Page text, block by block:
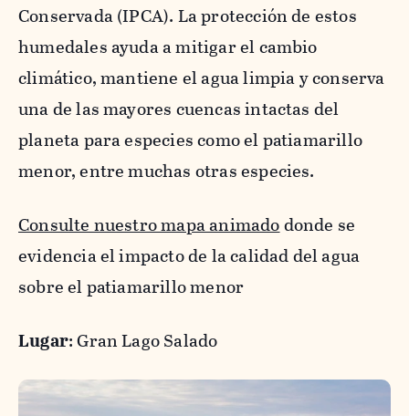
Conservada (IPCA). La protección de estos
humedales ayuda a mitigar el cambio
climático, mantiene el agua limpia y conserva
una de las mayores cuencas intactas del
planeta para especies como el patiamarillo
menor, entre muchas otras especies.
Consulte nuestro mapa animadodonde se
evidencia el impacto de la calidad del agua
sobre el patiamarillo menor
Lugar: Gran Lago Salado